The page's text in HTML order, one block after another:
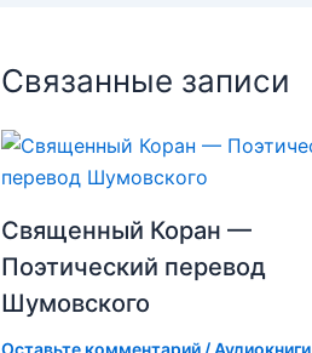
Связанные записи
Священный Коран —
Поэтический перевод
Шумовского